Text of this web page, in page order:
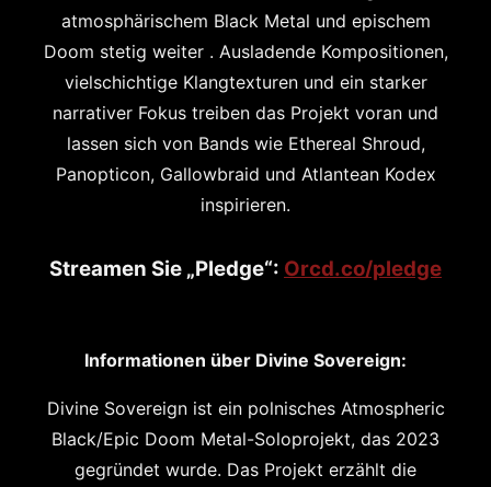
atmosphärischem Black Metal und epischem
Doom stetig weiter . Ausladende Kompositionen,
vielschichtige Klangtexturen und ein starker
narrativer Fokus treiben das Projekt voran und
lassen sich von Bands wie Ethereal Shroud,
Panopticon, Gallowbraid und Atlantean Kodex
inspirieren.
Streamen Sie „Pledge“: Orcd.co/pledge
Informationen über Divine Sovereign:
Divine Sovereign ist ein polnisches Atmospheric
Black/Epic Doom Metal-Soloprojekt, das 2023
gegründet wurde. Das Projekt erzählt die